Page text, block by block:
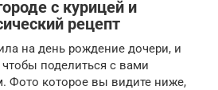
с курицей и
рецепт
на день рождение дочери, и
поделиться с вами
Фото которое вы видите ниже,